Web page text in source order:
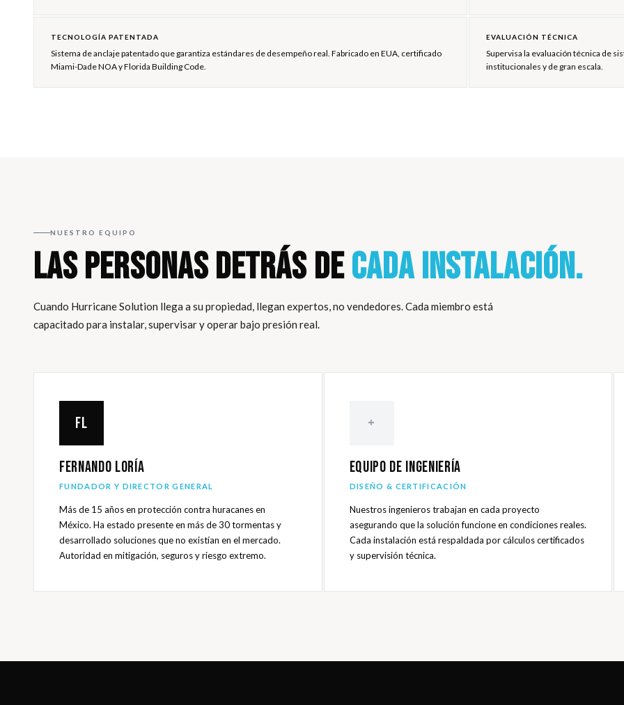
TECNOLOGÍA PATENTADA
Sistema de anclaje patentado que garantiza estándares de desempeño real. Fabricado en EUA, certificado
Miami-Dade NOA y Florida Building Code.
EVALUACIÓN TÉCNICA
Supervisa la evaluación técnica de
institucionales y de gran escala.
NUESTRO EQUIPO
LAS PERSONAS DETRÁS DECADA INSTALACIÓN.
Cuando Hurricane Solution llega a su propiedad, llegan expertos, no vendedores. Cada miembro está
capacitado para instalar, supervisar y operar bajo presión real.
FL
Fernando Loría
FUNDADOR Y DIRECTOR GENERAL
Más de 15 años en protección contra huracanes en
México. Ha estado presente en más de 30 tormentas y
desarrollado soluciones que no existían en el mercado.
Autoridad en mitigación, seguros y riesgo extremo.
+
Equipo de Ingeniería
DISEÑO & CERTIFICACIÓN
Nuestros ingenieros trabajan en cada proyecto
asegurando que la solución funcione en condiciones reales.
Cada instalación está respaldada por cálculos certificados
y supervisión técnica.